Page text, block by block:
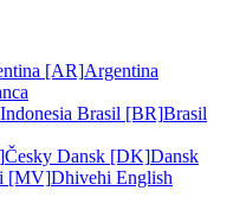
[AR]Argentina
Brasil [BR]Brasil
Česky Dansk [DK]Dansk
[MV]Dhivehi English